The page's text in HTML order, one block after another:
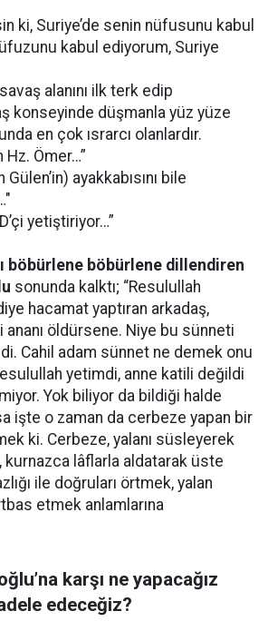
ki, Suriye’de senin nüfusunu kabul
kabul ediyorum, Suriye
alanını ilk terk edip
konseyinde düşmanla yüz yüze
en çok ısrarcı olanlardır.
Hz. Ömer…”
ayakkabısını bile
yetiştiriyor…”
böbürlene böbürlene dillendiren
sonunda kalktı; “Resulullah
hacamat yaptıran arkadaş,
ananı öldürsene. Niye bu sünneti
Cahil adam sünnet ne demek onu
yetimdi, anne katili değildi
Yok biliyor da bildiği halde
işte o zaman da cerbeze yapan bir
ki. Cerbeze, yalanı süsleyerek
lâflarla aldatarak üste
ile doğruları örtmek, yalan
etmek anlamlarına
karşı ne yapacağız
edeceğiz?